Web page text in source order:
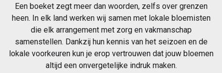
Een boeket zegt meer dan woorden, zelfs over grenzen
heen. In elk land werken wij samen met lokale bloemisten
die elk arrangement met zorg en vakmanschap
samenstellen. Dankzij hun kennis van het seizoen en de
lokale voorkeuren kun je erop vertrouwen dat jouw bloemen
altijd een onvergetelijke indruk maken.